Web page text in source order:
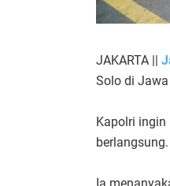
JAKARTA ||
Solo di
Kapolri